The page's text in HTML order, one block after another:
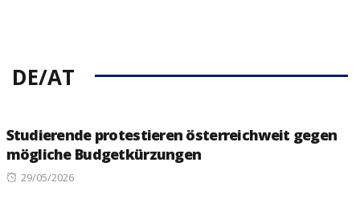
DE/AT
Studierende protestieren österreichweit gegen
mögliche Budgetkürzungen
Posted
29/05/2026